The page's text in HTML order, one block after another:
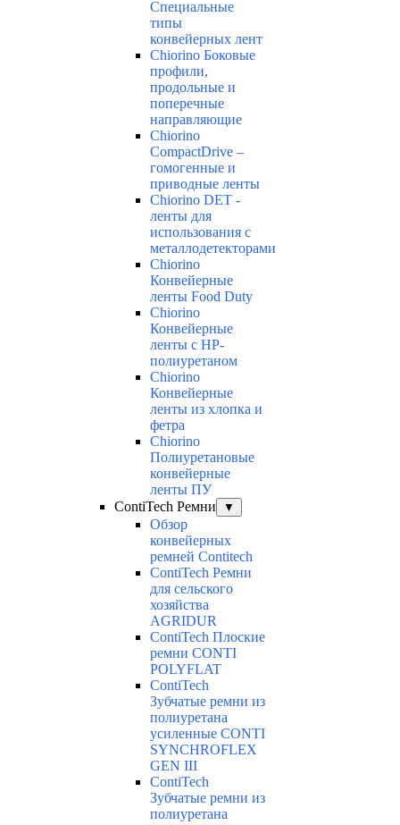
Специальные
типы
конвейерных лент
Chiorino Боковые
профили,
продольные и
поперечные
направляющие
Chiorino
CompactDrive –
гомогенные и
приводные ленты
Chiorino DET -
ленты для
использования с
металлодетекторами
Chiorino
Конвейерные
ленты Food Duty
Chiorino
Конвейерные
ленты с НР-
полиуретаном
Chiorino
Конвейерные
ленты из хлопка и
фетра
Chiorino
Полиуретановые
конвейерные
ленты ПУ
ContiTech Ремни
▼
Обзор
конвейерных
ремней Contitech
ContiTech Ремни
для сельского
хозяйства
AGRIDUR
ContiTech Плоские
ремни CONTI
POLYFLAT
ContiTech
Зубчатые ремни из
полиуретана
усиленные CONTI
SYNCHROFLEX
GEN III
ContiTech
Зубчатые ремни из
полиуретана